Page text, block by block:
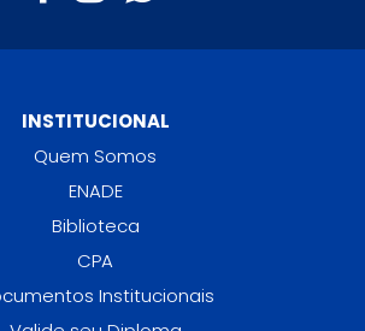
INSTITUCIONAL
Quem Somos
ENADE
Biblioteca
CPA
Institucionais